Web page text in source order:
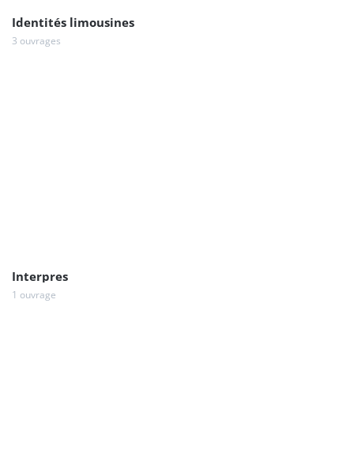
Identités limousines
3 ouvrages
Interpres
1 ouvrage